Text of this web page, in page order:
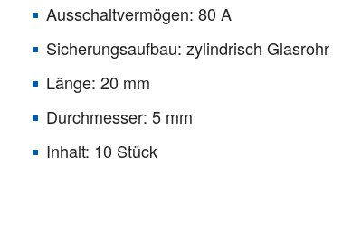
Ausschaltvermögen: 80 A
Sicherungsaufbau: zylindrisch Glasrohr
Länge: 20 mm
Durchmesser: 5 mm
Inhalt: 10 Stück